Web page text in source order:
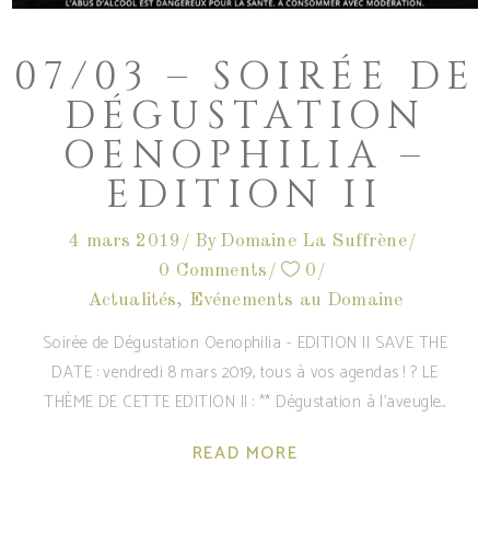
07/03 – SOIRÉE DE
DÉGUSTATION
OENOPHILIA –
EDITION II
4 mars 2019 By Domaine La Suffrène
0 Comments
0
Actualités, Evénements au Domaine
Soirée de Dégustation Oenophilia - EDITION II SAVE THE
DATE : vendredi 8 mars 2019, tous à vos agendas ! ? LE
THÈME DE CETTE EDITION II : ** Dégustation à l'aveugle
READ MORE